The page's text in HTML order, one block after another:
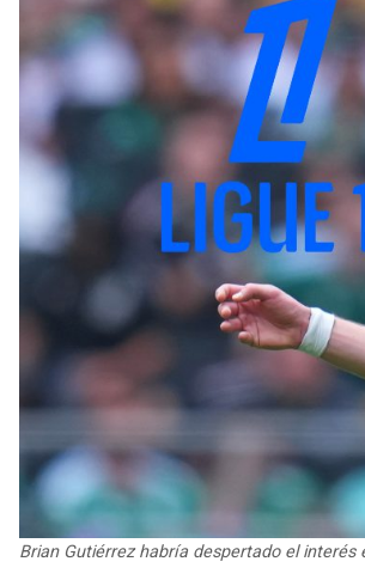
Brian Gutiérrez habría despertado el interés